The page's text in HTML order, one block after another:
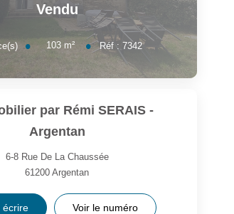
Vendu
103m² Réf :7342
par Rémi SERAIS -
Argentan
6-8 Rue De La Chaussée
61200Argentan
écrire Voir le numéro